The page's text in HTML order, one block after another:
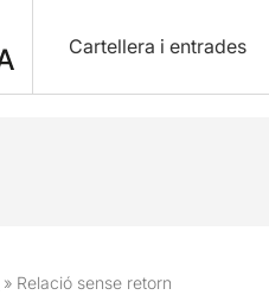
Cartellera i entrades
» Relació sense retorn